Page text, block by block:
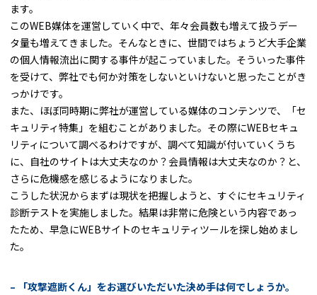
ます。
このWEB媒体を運営していく中で、年々会員数も増えて扱うデー
タ量も増えてきました。そんなときに、世間ではちょうど大手企業
の個人情報流出に関する事件が起こっていました。そういった事件
を受けて、弊社でも何か対策をしないといけないと思ったことがき
っかけです。
また、ほぼ同時期に弊社が運営している媒体のコンテンツで、「セ
キュリティ特集」を組むことがありました。その際にWEBセキュ
リティについて調べるわけですが、調べて知識が付いていくうち
に、自社のサイトは大丈夫なのか？会員情報は大丈夫なのか？と、
さらに危機感を感じるようになりました。
こうした状況からまずは現状を把握しようと、すぐにセキュリティ
診断テストを実施しました。結果は非常に危険という内容であっ
たため、早急にWEBサイトのセキュリティツールを探し始めまし
た。
– 「攻撃遮断くん」をお選びいただいた決め手は何でしょうか。